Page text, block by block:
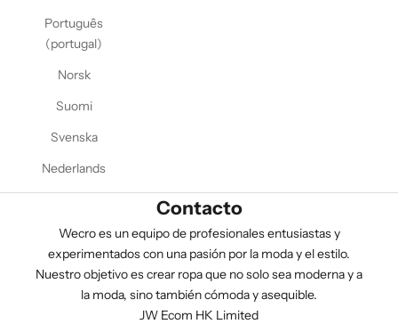
Português
(portugal)
Norsk
Suomi
Svenska
Nederlands
Contacto
Wecro es un equipo de profesionales entusiastas y
experimentados con una pasión por la moda y el estilo.
Nuestro objetivo es crear ropa que no solo sea moderna y a
la moda, sino también cómoda y asequible.
JW Ecom HK Limited